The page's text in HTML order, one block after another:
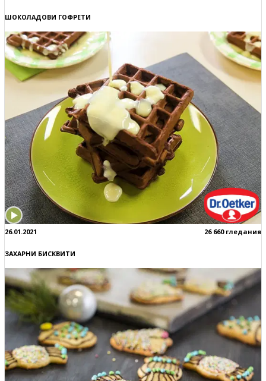
ШОКОЛАДОВИ ГОФРЕТИ
26.01.2021 26 660 гледания
ЗАХАРНИ БИСКВИТИ